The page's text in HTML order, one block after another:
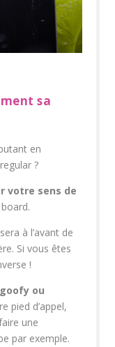
sa
en
?
votre sens de
à l’avant de
Si vous êtes
!
ou
pied d’appel,
une
par exemple.